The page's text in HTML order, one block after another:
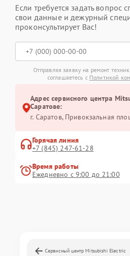
Если требуется задать вопрос
свои данные и дежурный
проконсультирует Вас!
Отправляя заявку на ремонт
соглашаетесь с Политикой
Адрес сервисного центра
Саратове:
г. Саратов, Привокзальная
Горячая линия
+7 (845) 247-61-28
Время работы
Ежедневно с 9:00 до 21:00
Сервисный центр Mitsubishi Electric